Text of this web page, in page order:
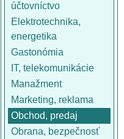
účtovníctvo
Elektrotechnika,
energetika
Gastonómia
IT, telekomunikácie
Manažment
Marketing, reklama
Obchod, predaj
Obrana, bezpečnosť